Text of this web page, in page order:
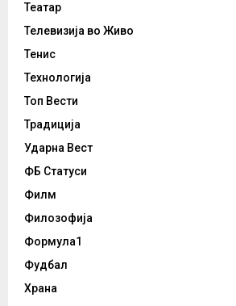
Театар
Телевизија во Живо
Тенис
Технологија
Топ Вести
Традиција
Ударна Вест
ФБ Статуси
Филм
Филозофија
Формула1
Фудбал
Храна